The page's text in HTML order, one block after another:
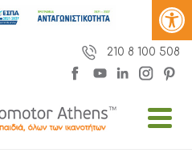
210 8 100 508